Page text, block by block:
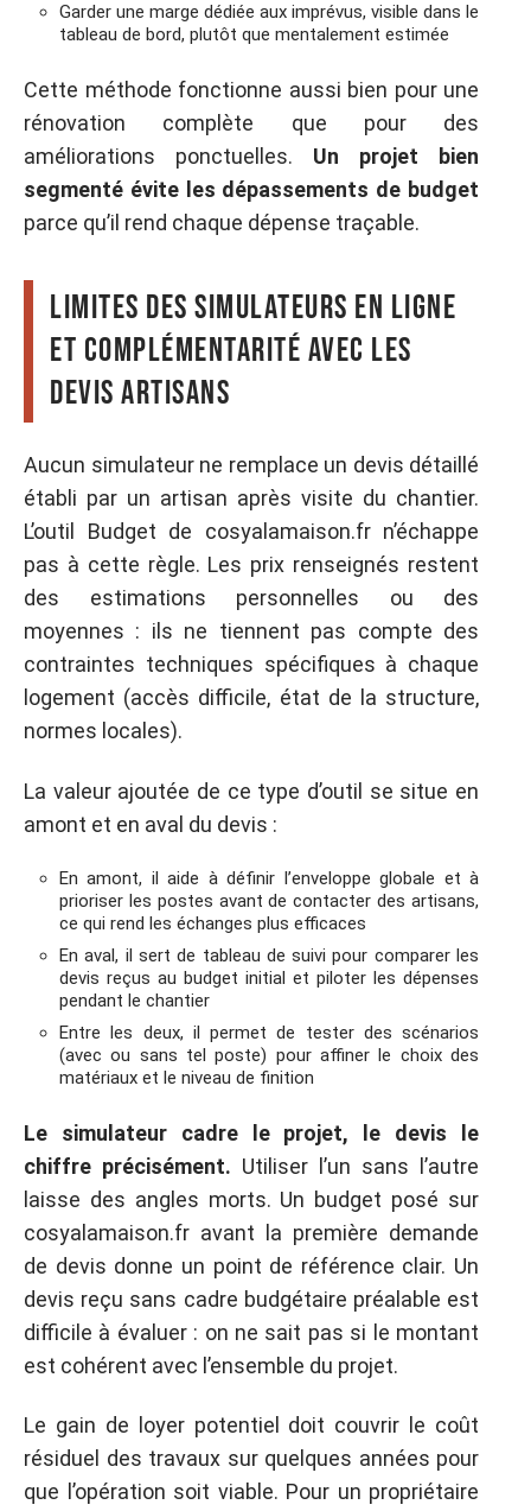
Garder une marge dédiée aux imprévus, visible dans le
tableau de bord, plutôt que mentalement estimée
Cette méthode fonctionne aussi bien pour une
rénovation complète que pour des
améliorations ponctuelles. Un projet bien
segmenté évite les dépassements de budget
parce qu’il rend chaque dépense traçable.
Limites des simulateurs en ligne
et complémentarité avec les
devis artisans
Aucun simulateur ne remplace un devis détaillé
établi par un artisan après visite du chantier.
L’outil Budget de cosyalamaison.fr n’échappe
pas à cette règle. Les prix renseignés restent
des estimations personnelles ou des
moyennes : ils ne tiennent pas compte des
contraintes techniques spécifiques à chaque
logement (accès difficile, état de la structure,
normes locales).
La valeur ajoutée de ce type d’outil se situe en
amont et en aval du devis :
En amont, il aide à définir l’enveloppe globale et à
prioriser les postes avant de contacter des artisans,
ce qui rend les échanges plus efficaces
En aval, il sert de tableau de suivi pour comparer les
devis reçus au budget initial et piloter les dépenses
pendant le chantier
Entre les deux, il permet de tester des scénarios
(avec ou sans tel poste) pour affiner le choix des
matériaux et le niveau de finition
Le simulateur cadre le projet, le devis le
chiffre précisément. Utiliser l’un sans l’autre
laisse des angles morts. Un budget posé sur
cosyalamaison.fr avant la première demande
de devis donne un point de référence clair. Un
devis reçu sans cadre budgétaire préalable est
difficile à évaluer : on ne sait pas si le montant
est cohérent avec l’ensemble du projet.
Le gain de loyer potentiel doit couvrir le coût
résiduel des travaux sur quelques années pour
que l’opération soit viable. Pour un propriétaire